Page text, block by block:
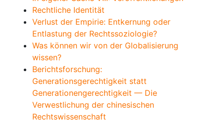
Rechtliche Identität
Verlust der Empirie: Entkernung oder
Entlastung der Rechtssoziologie?
Was können wir von der Globalisierung
wissen?
Berichtsforschung:
Generationsgerechtigkeit statt
Generationengerechtigkeit — Die
Verwestlichung der chinesischen
Rechtswissenschaft